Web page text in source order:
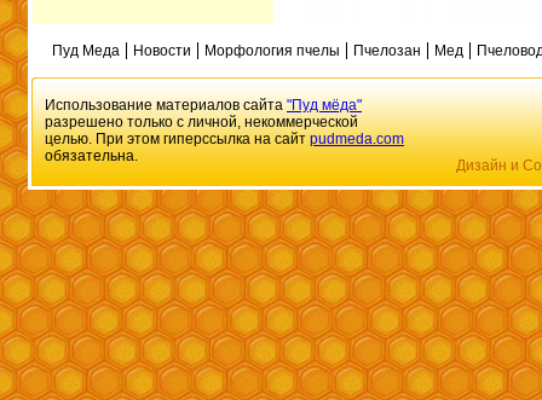
Пуд Меда Новости Морфология пчелы Пчелозан Мед
Использование материалов сайта"Пуд мёда"
разрешено только с личной, некоммерческой
целью. При этом гиперссылка на сайтpudmeda.com
обязательна.
Дизайн и